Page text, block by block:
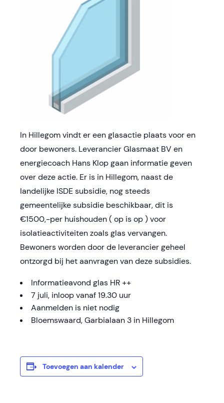
In Hillegom vindt er een glasactie plaats voor en
door bewoners. Leverancier Glasmaat BV en
energiecoach Hans Klop gaan informatie geven
over deze actie. Er is in Hillegom, naast de
Iandelijke ISDE subsidie, nog steeds
gemeentelijke subsidie beschikbaar, dit is
€1500,-per huishouden ( op is op ) voor
isolatieactiviteiten zoals glas vervangen.
Bewoners worden door de leverancier geheel
ontzorgd bij het aanvragen van deze subsidies.
Informatieavond glas HR ++
7 juli, inloop vanaf 19.30 uur
Aanmelden is niet nodig
Bloemswaard, Garbialaan 3 in Hillegom
Toevoegen aan kalender